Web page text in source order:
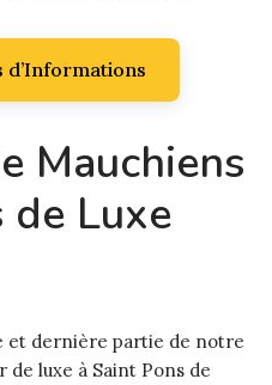
d’Informations
Mauchiens
de Luxe
et dernière partie de notre
de luxe à Saint Pons de